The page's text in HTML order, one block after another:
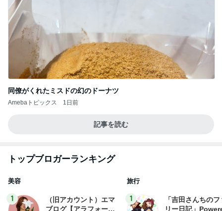
同僚がくれたミスドの幻のドーナツ
Amebaトピックス 1日前
記事を読む
トップブロガーランキング
美容
1
（旧アカウント）エマ
ブログ【アラフォー会
旅行
1
「吉田さんちの
リー日記」